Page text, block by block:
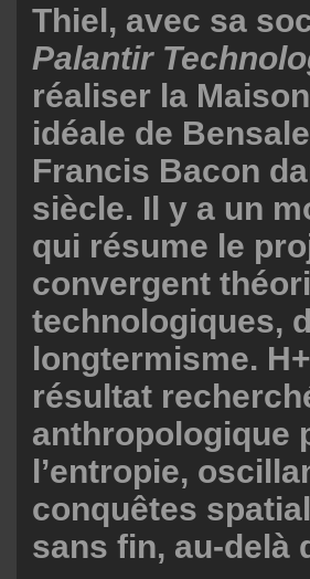
Thiel, avec sa
Palantir
réaliser la
idéale de
Francis Bacon
siècle. Il y a un
qui résume le
convergent
technologiques,
longtermisme.
résultat
anthropologique
l’entropie,
conquêtes
sans fin, au-delà